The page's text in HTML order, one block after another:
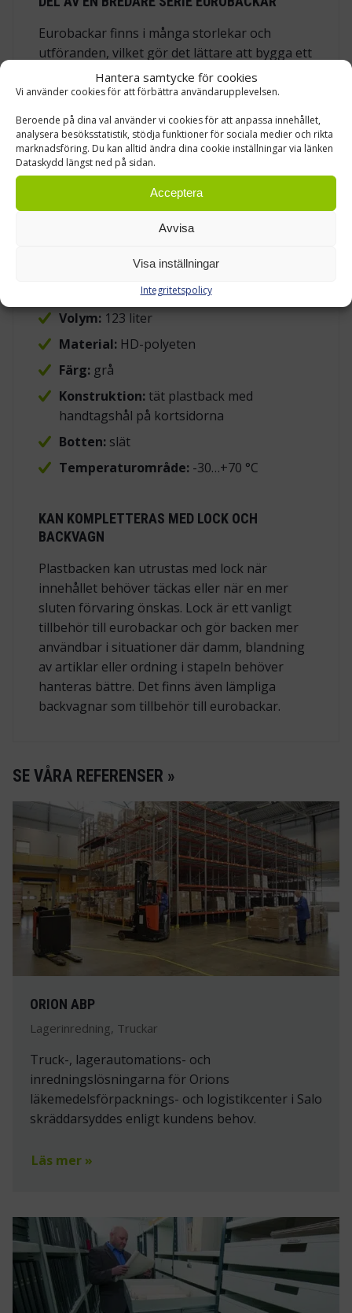
Hantera samtycke för cookies
Vi använder cookies för att förbättra användarupplevelsen.
Beroende på dina val använder vi cookies för att anpassa innehållet,
analysera besöksstatistik, stödja funktioner för sociala medier och rikta
marknadsföring. Du kan alltid ändra dina cookie inställningar via länken
Dataskydd längst ned på sidan.
Acceptera
Avvisa
Visa inställningar
Integritetspolicy
Eurobackar finns i många storlekar och
utföranden, vilket gör det lättare att bygga ett
enhetligt system över tid. I webbutiken finns
de vanligaste storlekarna och modellerna. För
verksamheter som behöver andra mått,
perforerade transportbackar, förstärkt
botten, slät botten eller backar med
plocköppning kan försäljningen kontaktas för
800 x 600 x 300 mm
750 x 550 x 290 mm
Volym:123 liter
Material:HD-polyeten
Färg:grå
Konstruktion:tät plastback med
handtagshål på kortsidorna
Botten:slät
Temperaturområde:-30…+70 °C
KAN KOMPLETTERAS MED LOCK OCH
BACKVAGN
Plastbacken kan utrustas med lock när
innehållet behöver täckas eller när en mer
sluten förvaring önskas. Lock är ett vanligt
tillbehör till eurobackar och gör backen mer
användbar i situationer där damm, blandning
av artiklar eller ordning i stapeln behöver
hanteras bättre. Det finns även lämpliga
backvagnar som tillbehör till eurobackar.
SE VÅRA REFERENSER »
ORION ABP
Lagerinredning, Truckar
Truck-, lagerautomations- och
inredningslösningarna för Orions
läkemedelsförpacknings- och logistikcenter i Salo
skräddarsyddes enligt kundens behov.
Läs mer »